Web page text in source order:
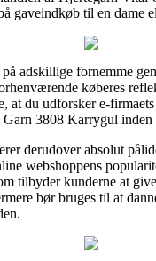
gaveindkøb til en dame
adskillige fornemme
køberes
at du udforsker e-
3808 Karrygul inden
derudover absolut
webshoppens
tilbyder kunderne at
bør bruges til at